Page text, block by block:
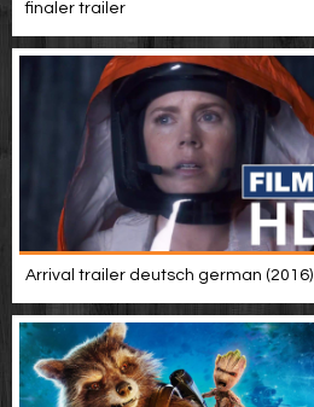
finaler trailer
Arrival trailer deutsch german (2016)